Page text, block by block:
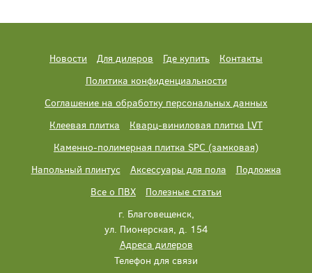
Новости Для дилеров Где купить
Контакты
Политика конфиденциальности
Соглашение на обработку персональных данных
Клеевая плитка
Кварц-виниловая плитка LVT
Каменно-полимерная плитка SPC (замковая)
Напольный плинтус
Аксессуары для пола
Подложка
Все о ПВХ
Полезные статьи
г. Благовещенск,
ул. Пионерская, д. 154
Адреса дилеров
Телефон для связи